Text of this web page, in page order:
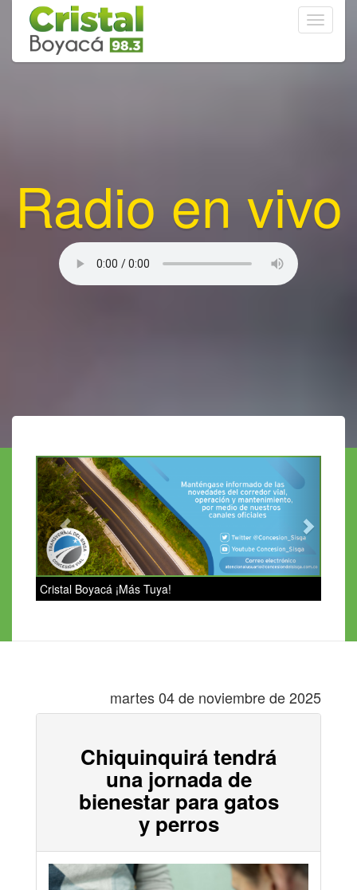
Toggle
Radio en vivo
Previous
Cristal Boyacá ¡Más Tuya!
martes 04 de noviembre de 2025
Chiquinquirá tendrá
una jornada de
bienestar para gatos
y perros